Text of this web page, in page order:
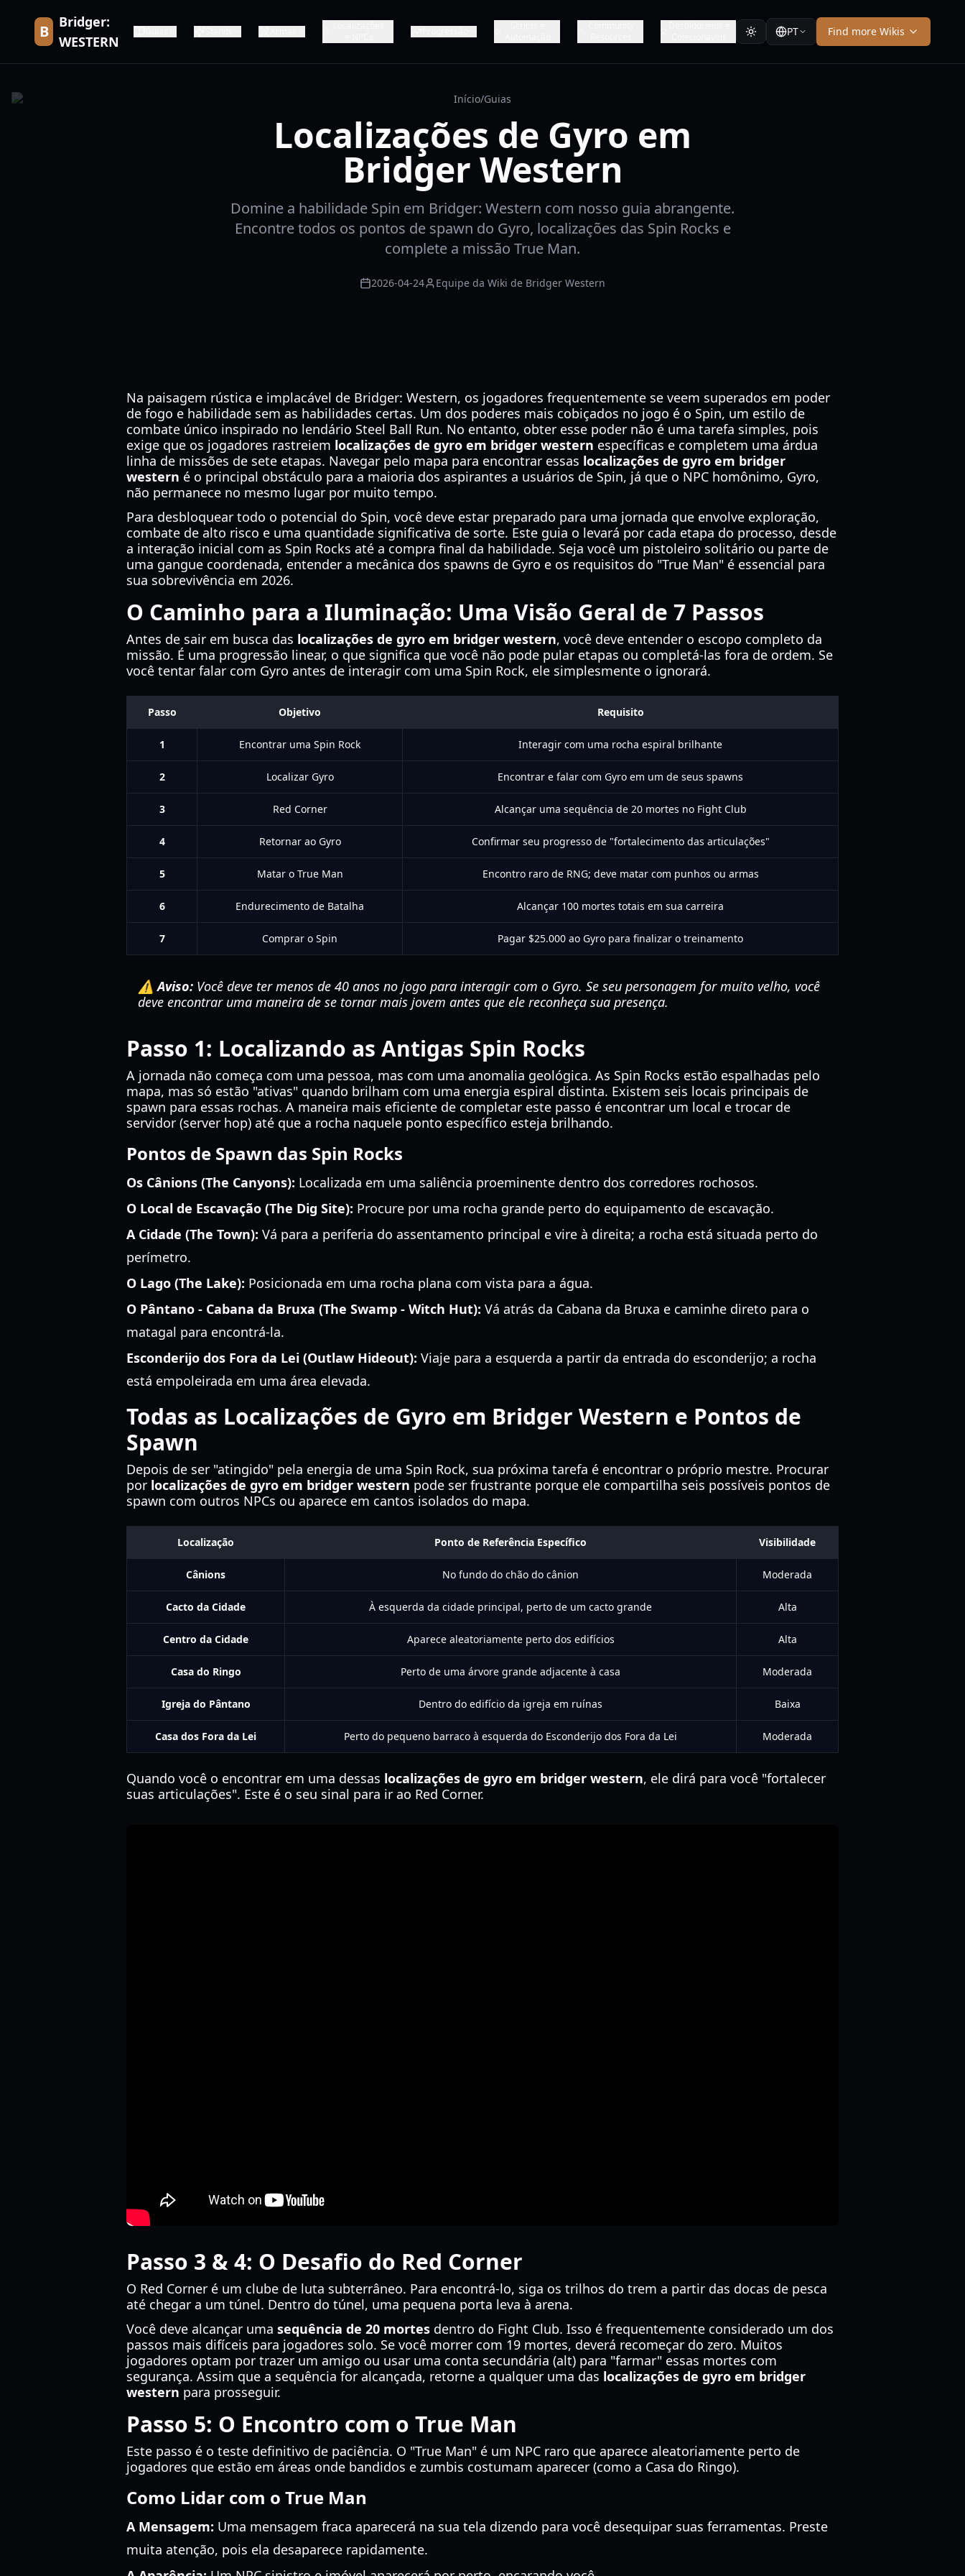
B
Bridger:
WESTERN
PT Find more Wikis
Início/Guias
Localizações de Gyro em
Bridger Western
Domine a habilidade Spin em Bridger: Western com nosso guia abrangente.
Encontre todos os pontos de spawn do Gyro, localizações das Spin Rocks e
complete a missão True Man.
2026-04-24 Equipe da Wiki de Bridger Western
Na paisagem rústica e implacável de Bridger: Western, os jogadores frequentemente se veem superados em poder
de fogo e habilidade sem as habilidades certas. Um dos poderes mais cobiçados no jogo é o Spin, um estilo de
combate único inspirado no lendário Steel Ball Run. No entanto, obter esse poder não é uma tarefa simples, pois
exige que os jogadores rastreiem localizações de gyro em bridger western específicas e completem uma árdua
linha de missões de sete etapas. Navegar pelo mapa para encontrar essas localizações de gyro em bridger
western é o principal obstáculo para a maioria dos aspirantes a usuários de Spin, já que o NPC homônimo, Gyro,
não permanece no mesmo lugar por muito tempo.
Para desbloquear todo o potencial do Spin, você deve estar preparado para uma jornada que envolve exploração,
combate de alto risco e uma quantidade significativa de sorte. Este guia o levará por cada etapa do processo, desde
a interação inicial com as Spin Rocks até a compra final da habilidade. Seja você um pistoleiro solitário ou parte de
uma gangue coordenada, entender a mecânica dos spawns de Gyro e os requisitos do "True Man" é essencial para
sua sobrevivência em 2026.
O Caminho para a Iluminação: Uma Visão Geral de 7 Passos
Antes de sair em busca das localizações de gyro em bridger western, você deve entender o escopo completo da
missão. É uma progressão linear, o que significa que você não pode pular etapas ou completá-las fora de ordem. Se
você tentar falar com Gyro antes de interagir com uma Spin Rock, ele simplesmente o ignorará.
Passo Objetivo Requisito
1 Encontrar uma Spin Rock Interagir com uma rocha espiral brilhante
2 Localizar Gyro Encontrar e falar com Gyro em um de seus spawns
3 Red Corner Alcançar uma sequência de 20 mortes no Fight Club
4 Retornar ao Gyro Confirmar seu progresso de "fortalecimento das articulações"
5 Matar o True Man Encontro raro de RNG; deve matar com punhos ou armas
6 Endurecimento de Batalha Alcançar 100 mortes totais em sua carreira
7 Comprar o Spin Pagar $25.000 ao Gyro para finalizar o treinamento
⚠️ Aviso: Você deve ter menos de 40 anos no jogo para interagir com o Gyro. Se seu personagem for muito velho, você
deve encontrar uma maneira de se tornar mais jovem antes que ele reconheça sua presença.
Passo 1: Localizando as Antigas Spin Rocks
A jornada não começa com uma pessoa, mas com uma anomalia geológica. As Spin Rocks estão espalhadas pelo
mapa, mas só estão "ativas" quando brilham com uma energia espiral distinta. Existem seis locais principais de
spawn para essas rochas. A maneira mais eficiente de completar este passo é encontrar um local e trocar de
servidor (server hop) até que a rocha naquele ponto específico esteja brilhando.
Pontos de Spawn das Spin Rocks
Os Cânions (The Canyons): Localizada em uma saliência proeminente dentro dos corredores rochosos.
O Local de Escavação (The Dig Site): Procure por uma rocha grande perto do equipamento de escavação.
A Cidade (The Town): Vá para a periferia do assentamento principal e vire à direita; a rocha está situada perto do
perímetro.
O Lago (The Lake): Posicionada em uma rocha plana com vista para a água.
O Pântano - Cabana da Bruxa (The Swamp - Witch Hut): Vá atrás da Cabana da Bruxa e caminhe direto para o
matagal para encontrá-la.
Esconderijo dos Fora da Lei (Outlaw Hideout): Viaje para a esquerda a partir da entrada do esconderijo; a rocha
está empoleirada em uma área elevada.
Todas as Localizações de Gyro em Bridger Western e Pontos de
Spawn
Depois de ser "atingido" pela energia de uma Spin Rock, sua próxima tarefa é encontrar o próprio mestre. Procurar
por localizações de gyro em bridger western pode ser frustrante porque ele compartilha seis possíveis pontos de
spawn com outros NPCs ou aparece em cantos isolados do mapa.
Localização Ponto de Referência Específico Visibilidade
Cânions No fundo do chão do cânion Moderada
Cacto da Cidade À esquerda da cidade principal, perto de um cacto grande Alta
Centro da Cidade Aparece aleatoriamente perto dos edifícios Alta
Casa do Ringo Perto de uma árvore grande adjacente à casa Moderada
Igreja do Pântano Dentro do edifício da igreja em ruínas Baixa
Casa dos Fora da Lei Perto do pequeno barraco à esquerda do Esconderijo dos Fora da Lei Moderada
Quando você o encontrar em uma dessas localizações de gyro em bridger western, ele dirá para você "fortalecer
suas articulações". Este é o seu sinal para ir ao Red Corner.
Passo 3 & 4: O Desafio do Red Corner
O Red Corner é um clube de luta subterrâneo. Para encontrá-lo, siga os trilhos do trem a partir das docas de pesca
até chegar a um túnel. Dentro do túnel, uma pequena porta leva à arena.
Você deve alcançar uma sequência de 20 mortes dentro do Fight Club. Isso é frequentemente considerado um dos
passos mais difíceis para jogadores solo. Se você morrer com 19 mortes, deverá recomeçar do zero. Muitos
jogadores optam por trazer um amigo ou usar uma conta secundária (alt) para "farmar" essas mortes com
segurança. Assim que a sequência for alcançada, retorne a qualquer uma das localizações de gyro em bridger
western para prosseguir.
Passo 5: O Encontro com o True Man
Este passo é o teste definitivo de paciência. O "True Man" é um NPC raro que aparece aleatoriamente perto de
jogadores que estão em áreas onde bandidos e zumbis costumam aparecer (como a Casa do Ringo).
Como Lidar com o True Man
A Mensagem: Uma mensagem fraca aparecerá na sua tela dizendo para você desequipar suas ferramentas. Preste
muita atenção, pois ela desaparece rapidamente.